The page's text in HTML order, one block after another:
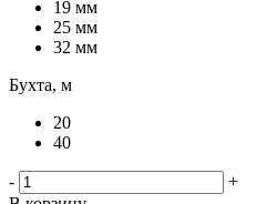
19 мм
25 мм
32 мм
Бухта, м
20
40
-
+